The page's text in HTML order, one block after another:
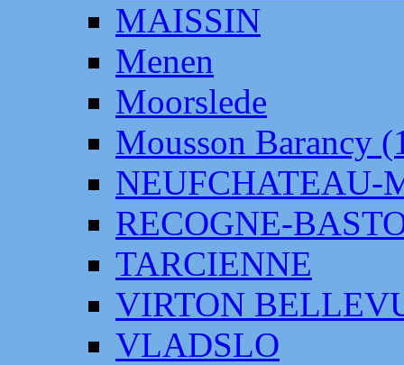
MAISSIN
Menen
Moorslede
Mousson Barancy
NEUFCHATEAU-
RECOGNE-
TARCIENNE
VIRTON
VLADSLO